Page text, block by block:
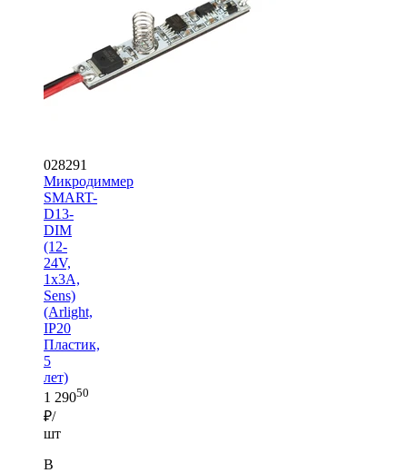
028291
Микродиммер
SMART-
D13-
DIM
(12-
24V,
1x3A,
Sens)
(Arlight,
IP20
Пластик,
5
лет)
1 29050
₽/
шт
В